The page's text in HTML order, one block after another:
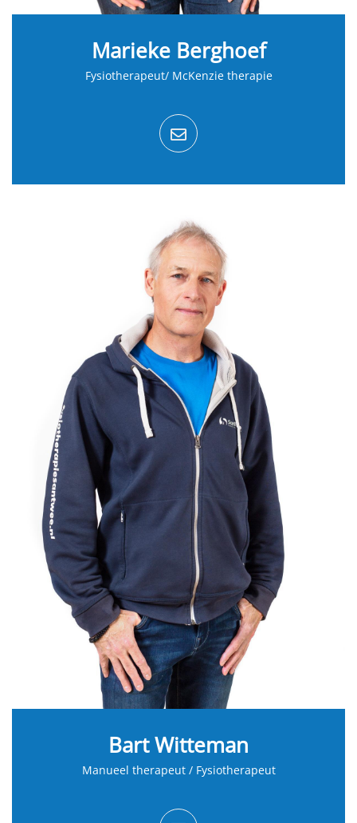
Marieke Berghoef
Fysiotherapeut/ McKenzie therapie
Bart Witteman
Manueel therapeut / Fysiotherapeut